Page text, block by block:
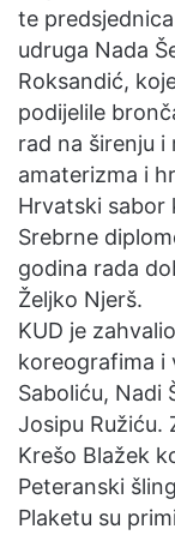
te
udruga Nada
Roksandić,
podijelile
rad na širenju
amaterizma i
Hrvatski sabor
Srebrne
godina rada
Željko Njerš.
KUD je
koreografima i
Saboliću, Nadi
Josipu Ružiću.
Krešo Blažek
Peteranski
Plaketu su